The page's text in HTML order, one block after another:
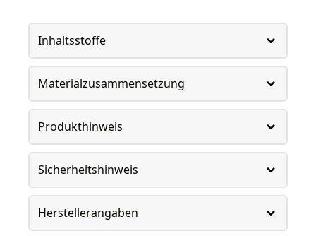
Inhaltsstoffe
Materialzusammensetzung
Produkthinweis
Sicherheitshinweis
Herstellerangaben